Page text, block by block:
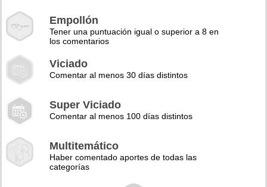
Empollón
Tener una puntuación igual o superior a 8 en
los comentarios
Viciado
Comentar al menos 30 días distintos
Super Viciado
Comentar al menos 100 días distintos
Multitemático
Haber comentado aportes de todas las
categorías